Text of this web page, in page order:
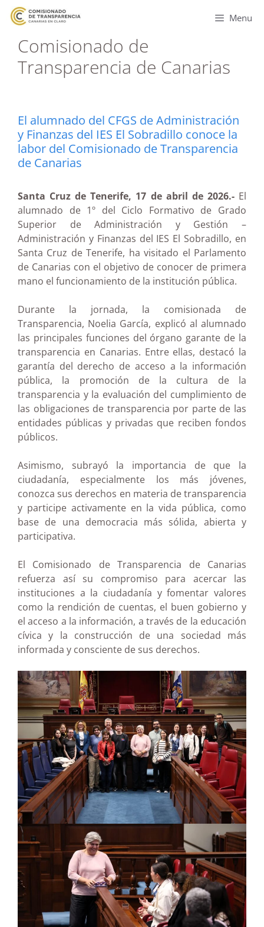
Menu
Comisionado de
Transparencia de Canarias
El alumnado del CFGS de Administración
y Finanzas del IES El Sobradillo conoce la
labor del Comisionado de Transparencia
de Canarias
Santa Cruz de Tenerife, 17 de abril de 2026.-El
alumnado de 1º del Ciclo Formativo de Grado
Superior de Administración y Gestión –
Administración y Finanzas del IES El Sobradillo, en
Santa Cruz de Tenerife, ha visitado el Parlamento
de Canarias con el objetivo de conocer de primera
mano el funcionamiento de la institución pública.
Durante la jornada, la comisionada de
Transparencia, Noelia García, explicó al alumnado
las principales funciones del órgano garante de la
transparencia en Canarias. Entre ellas, destacó la
garantía del derecho de acceso a la información
pública, la promoción de la cultura de la
transparencia y la evaluación del cumplimiento de
las obligaciones de transparencia por parte de las
entidades públicas y privadas que reciben fondos
públicos.
Asimismo, subrayó la importancia de que la
ciudadanía, especialmente los más jóvenes,
conozca sus derechos en materia de transparencia
y participe activamente en la vida pública, como
base de una democracia más sólida, abierta y
participativa.
El Comisionado de Transparencia de Canarias
refuerza así su compromiso para acercar las
instituciones a la ciudadanía y fomentar valores
como la rendición de cuentas, el buen gobierno y
el acceso a la información, a través de la educación
cívica y la construcción de una sociedad más
informada y consciente de sus derechos.